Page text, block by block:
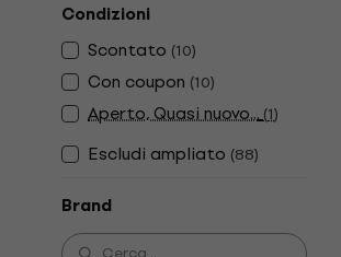
Condizioni
Scontato (10)
Con coupon (10)
Aperto, Quasi nuovo...(1)
Escludi ampliato (88)
Brand